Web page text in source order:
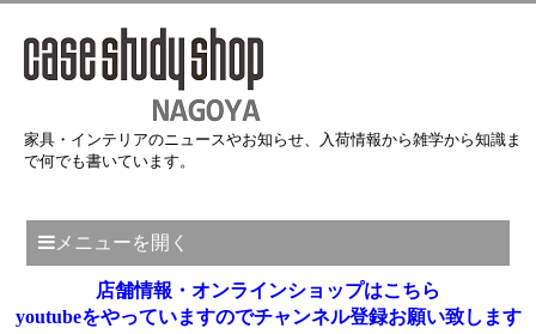
家具・インテリアのニュースやお知らせ、入荷情報から雑学から知識ま
で何でも書いています。
メニューを開く
店舗情報・オンラインショップはこちら
youtubeをやっていますのでチャンネル登録お願い致します